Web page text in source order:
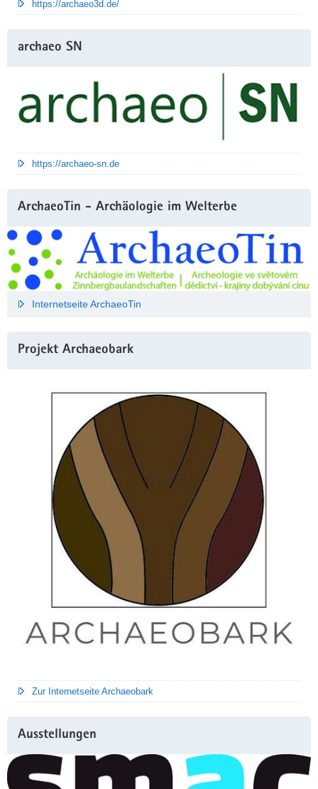
https://archaeo3d.de/
archaeo SN
https://archaeo-sn.de
ArchaeoTin - Archäologie im Welterbe
Internetseite ArchaeoTin
Projekt Archaeobark
Zur Internetseite Archaeobark
Ausstellungen